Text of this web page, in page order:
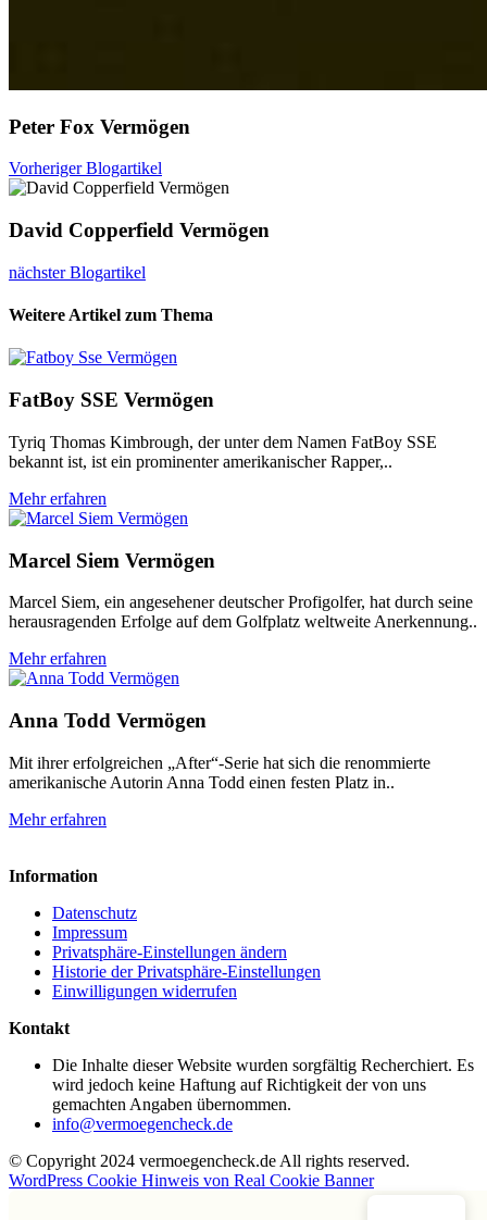
Peter Fox Vermögen
Vorheriger Blogartikel
David Copperfield Vermögen
nächster Blogartikel
Weitere Artikel zum Thema
FatBoy SSE Vermögen
Tyriq Thomas Kimbrough, der unter dem Namen FatBoy SSE
bekannt ist, ist ein prominenter amerikanischer Rapper,..
Mehr erfahren
Marcel Siem Vermögen
Marcel Siem, ein angesehener deutscher Profigolfer, hat durch seine
herausragenden Erfolge auf dem Golfplatz weltweite Anerkennung..
Mehr erfahren
Anna Todd Vermögen
Mit ihrer erfolgreichen „After“-Serie hat sich die renommierte
amerikanische Autorin Anna Todd einen festen Platz in..
Mehr erfahren
Information
Datenschutz
Impressum
Privatsphäre-Einstellungen ändern
Historie der Privatsphäre-Einstellungen
Einwilligungen widerrufen
Kontakt
Die Inhalte dieser Website wurden sorgfältig Recherchiert. Es
wird jedoch keine Haftung auf Richtigkeit der von uns
gemachten Angaben übernommen.
info@vermoegencheck.de
© Copyright 2024 vermoegencheck.de All rights reserved.
WordPress Cookie Hinweis von Real Cookie Banner